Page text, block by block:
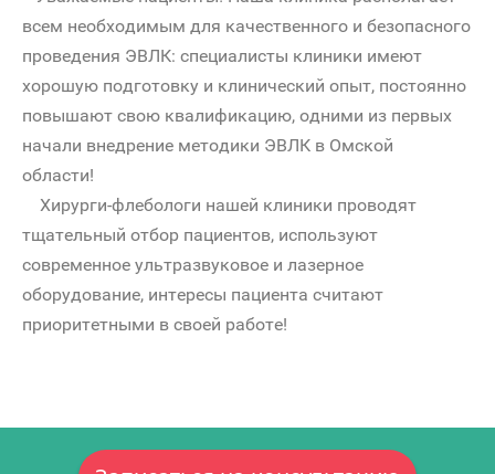
всем необходимым для качественного и безопасного
проведения ЭВЛК: специалисты клиники имеют
хорошую подготовку и клинический опыт, постоянно
повышают свою квалификацию, одними из первых
начали внедрение методики ЭВЛК в Омской
области!
Хирурги-флебологи нашей клиники проводят
тщательный отбор пациентов, используют
современное ультразвуковое и лазерное
оборудование, интересы пациента считают
приоритетными в своей работе!